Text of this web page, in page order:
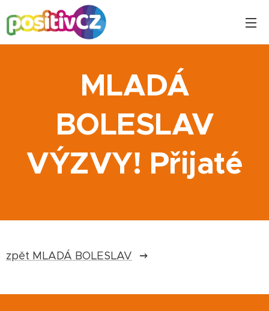
MLADÁ
BOLESLAV
VÝZVY! Přijaté
zpět MLADÁ BOLESLAV